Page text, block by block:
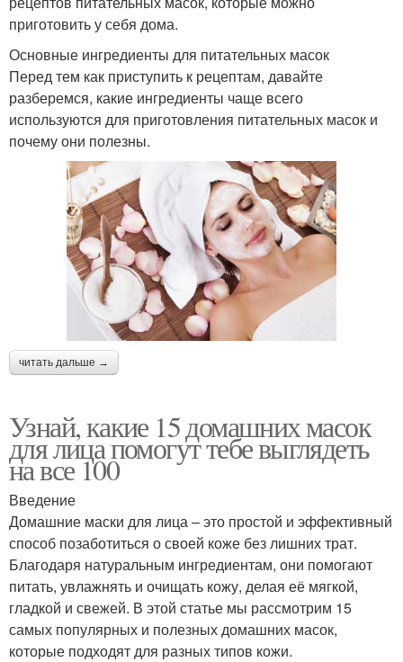
приготовить у себя дома.
Основные ингредиенты для питательных масок
Перед тем как приступить к рецептам, давайте
разберемся, какие ингредиенты чаще всего
используются для приготовления питательных масок и
почему они полезны.
читать дальше →
Узнай, какие 15 домашних масок
для лица помогут тебе выглядеть
на все 100
Введение
Домашние маски для лица – это простой и эффективный
способ позаботиться о своей коже без лишних трат.
Благодаря натуральным ингредиентам, они помогают
питать, увлажнять и очищать кожу, делая её мягкой,
гладкой и свежей. В этой статье мы рассмотрим 15
самых популярных и полезных домашних масок,
которые подходят для разных типов кожи.